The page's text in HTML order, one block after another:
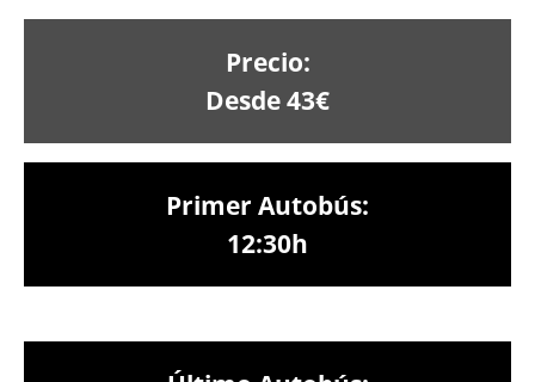
Precio:
Desde 43€
Primer Autobús:
12:30h